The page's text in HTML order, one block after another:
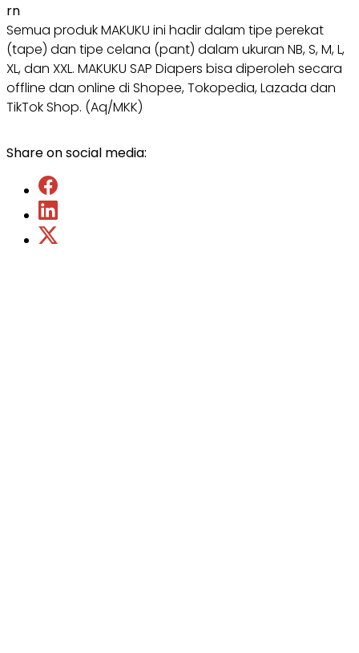
rn
Semua produk MAKUKU ini hadir dalam tipe perekat
(tape) dan tipe celana (pant) dalam ukuran NB, S, M, L,
XL, dan XXL. MAKUKU SAP Diapers bisa diperoleh secara
offline dan online di Shopee, Tokopedia, Lazada dan
TikTok Shop. (Aq/MKK)
Share on social media: